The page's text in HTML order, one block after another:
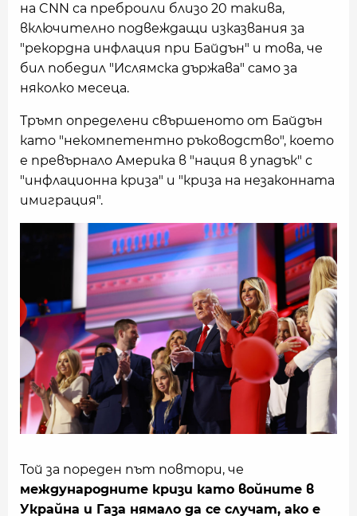
на CNN са преброили близо 20 такива,
включително подвеждащи изказвания за
"рекордна инфлация при Байдън" и това, че
бил победил "Ислямска държава" само за
няколко месеца.
Тръмп определени свършеното от Байдън
като "некомпетентно ръководство", което
е превърнало Америка в "нация в упадък" с
"инфлационна криза" и "криза на незаконната
имиграция".
Той за пореден път повтори, че
международните кризи като войните в
Украйна и Газа нямало да се случат, ако е